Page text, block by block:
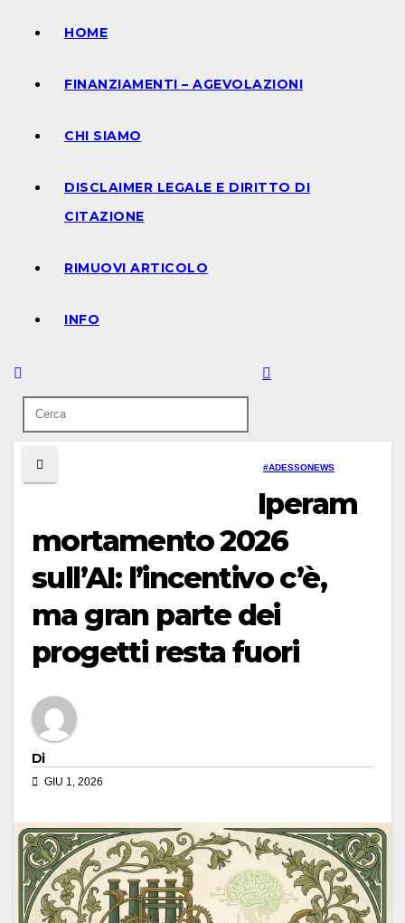
HOME
FINANZIAMENTI – AGEVOLAZIONI
CHI SIAMO
DISCLAIMER LEGALE E DIRITTO DI
CITAZIONE
RIMUOVI ARTICOLO
INFO
#ADESSONEWS
Iperam
mortamento 2026
sull’AI: l’incentivo c’è,
ma gran parte dei
progetti resta fuori
Di
GIU 1, 2026